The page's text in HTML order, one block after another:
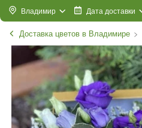
Владимир Дата доставки
Доставка цветов в Владимире